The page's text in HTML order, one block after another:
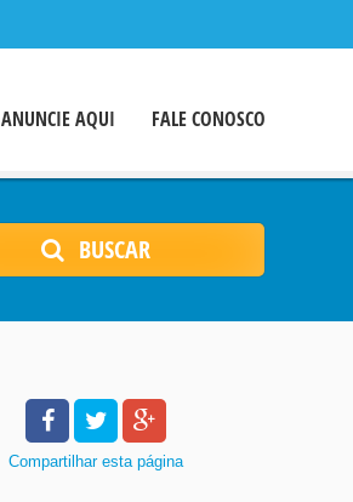
ANUNCIE AQUI FALE CONOSCO
BUSCAR
Compartilhar esta página